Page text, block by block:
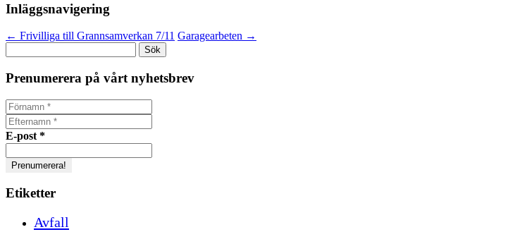
Inläggsnavigering
← Frivilliga till Grannsamverkan 7/11 Garagearbeten →
efter:
Prenumerera på vårt nyhetsbrev
E-post *
Etiketter
Avfall